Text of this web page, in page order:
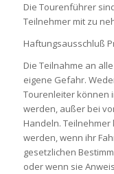
Die Tourenführer
Teilnehmer mit zu
Haftungsausschluß
Die Teilnahme an
eigene Gefahr.
Tourenleiter können
werden, außer bei
Handeln.
werden, wenn ihr
gesetzlichen
oder wenn sie